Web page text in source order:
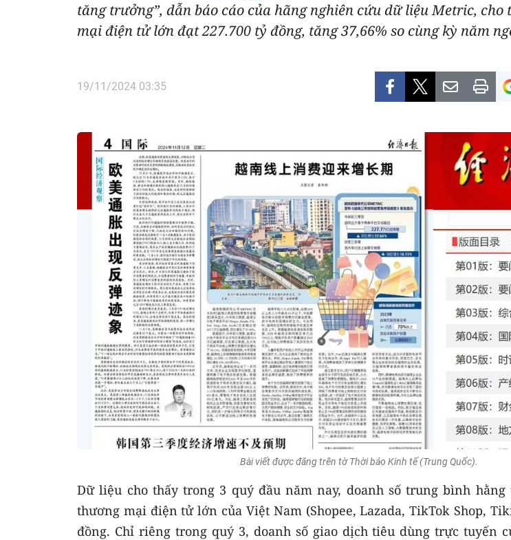
tăng trưởng”, dẫn báo cáo của hãng nghiên cứu dữ liệu Metric,
mại điện tử lớn đạt 227.700 tỷ đồng, tăng 37,66% so cùng kỳ năm
19/11/2024 03:35
Bài viết được đăng trên tờ Thời báo Kinh tế (Trung Quốc).
Dữ liệu cho thấy trong 3 quý đầu năm nay, doanh số trung bình hằng
thương mại điện tử lớn của Việt Nam (Shopee, Lazada, TikTok Shop,
đồng. Chỉ riêng trong quý 3, doanh số giao dịch tiêu dùng trực tuyến